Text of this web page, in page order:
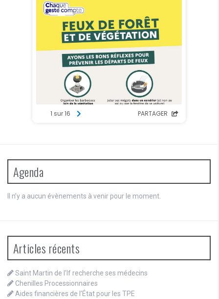
Agenda
Il n’y a aucun évènements à venir pour le moment.
Articles récents
Saint Martin de l’If recherche ses médecins
Chenilles Processionnaires
Aides financières de l’État pour les TPE